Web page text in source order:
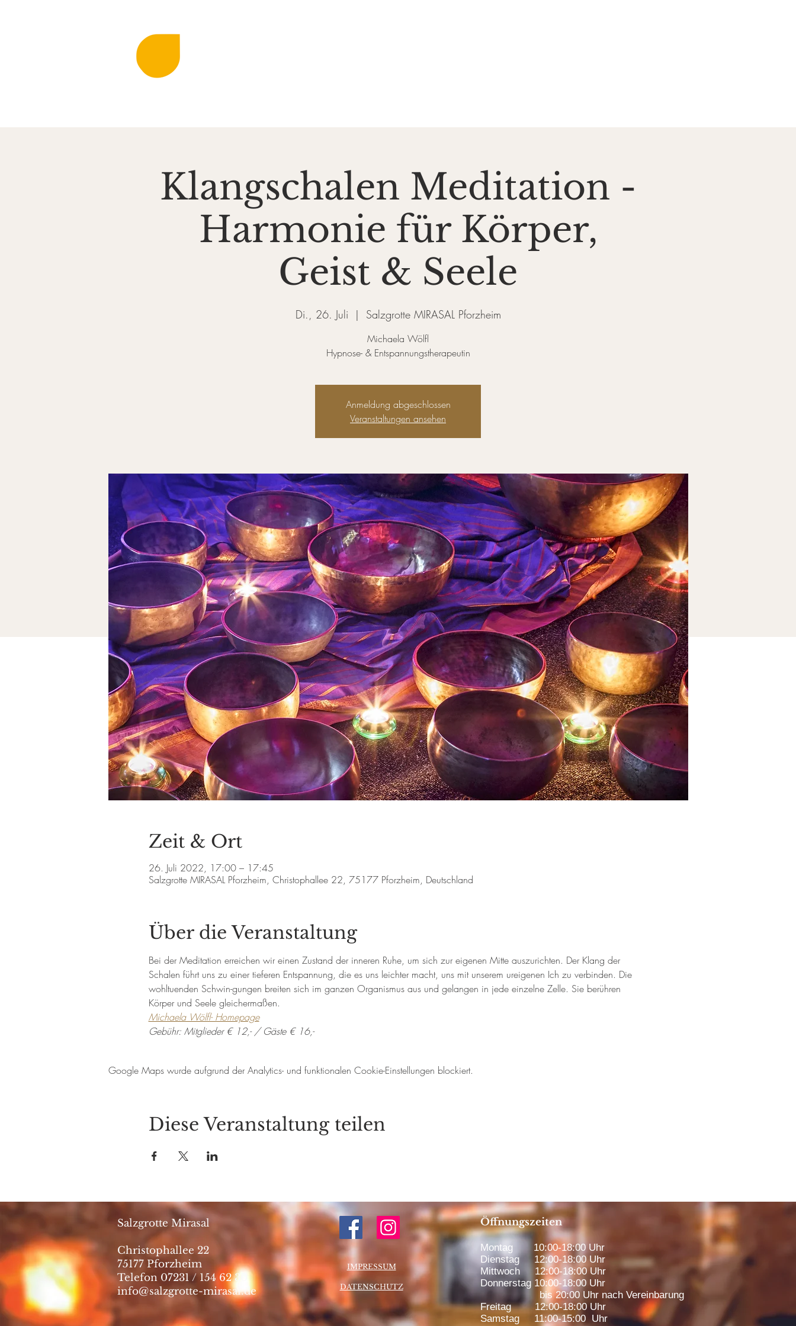
Klangschalen Meditation -
Harmonie für Körper,
Geist & Seele
Di., 26. Juli
  |
Salzgrotte MIRASAL Pforzheim
Michaela Wölfl
Hypnose- & Entspannungstherapeutin
Anmeldung abgeschlossen
Veranstaltungen ansehen
Zeit & Ort
26. Juli 2022, 17:00 – 17:45
Salzgrotte MIRASAL Pforzheim, Christophallee 22, 75177 Pforzheim, Deutschland
Über die Veranstaltung
Bei der Meditation erreichen wir einen Zustand der inneren Ruhe, um sich zur eigenen Mitte auszurichten. Der Klang der
Schalen führt uns zu einer tieferen Entspannung, die es uns leichter macht, uns mit unserem ureigenen Ich zu verbinden. Die
wohltuenden Schwin-gungen breiten sich im ganzen Organismus aus und gelangen in jede einzelne Zelle. Sie berühren
Körper und Seele gleichermaßen.
Michaela Wölfl- Homepage
Gebühr: Mitglieder € 12,- / Gäste € 16,-
Google Maps wurde aufgrund der Analytics- und funktionalen Cookie-Einstellungen blockiert.
Diese Veranstaltung teilen
Salzgrotte Mirasal
Christophallee 22
75177 Pforzheim
Telefon 07231 / 154 62 30
info@salzgrotte-mirasal.de
IMPRESSUM
DATENSCHUTZ
Öffnungszeiten
Montag 10:00-18:00 Uhr
Dienstag 12:00-18:00 Uhr
Mittwoch 12:00-18:00 Uhr
Donnerstag 10:00-18:00 Uhr
bis 20:00 Uhr nach Vereinbarung
Freitag 12:00-18:00 Uhr
Samstag 11:00-15:00 Uhr